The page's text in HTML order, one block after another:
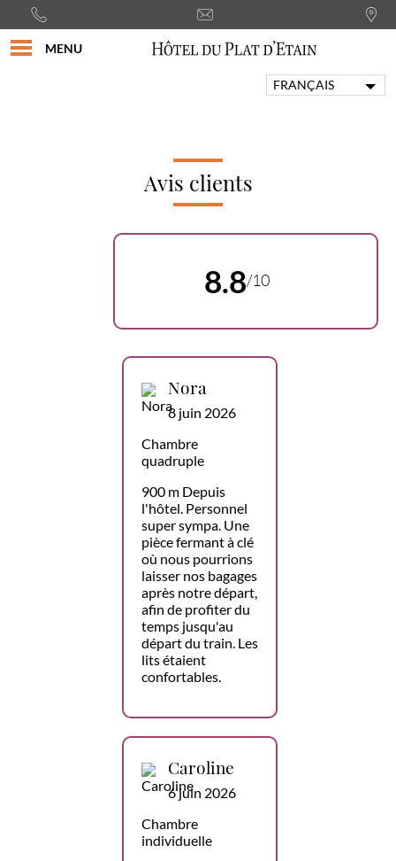
MENU
FRANÇAIS
Avis clients
8.8/10
Nora
8 juin 2026
Chambre
quadruple
900 m Depuis
l'hôtel. Personnel
super sympa. Une
pièce fermant à clé
où nous pourrions
laisser nos bagages
après notre départ,
afin de profiter du
temps jusqu'au
départ du train. Les
lits étaient
confortables.
Caroline
6 juin 2026
Chambre
individuelle